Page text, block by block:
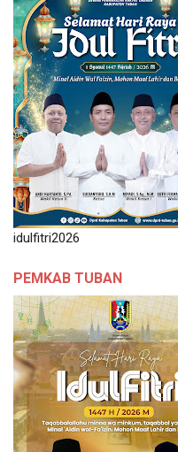
idulfitri2026
PEMKAB TUBAN